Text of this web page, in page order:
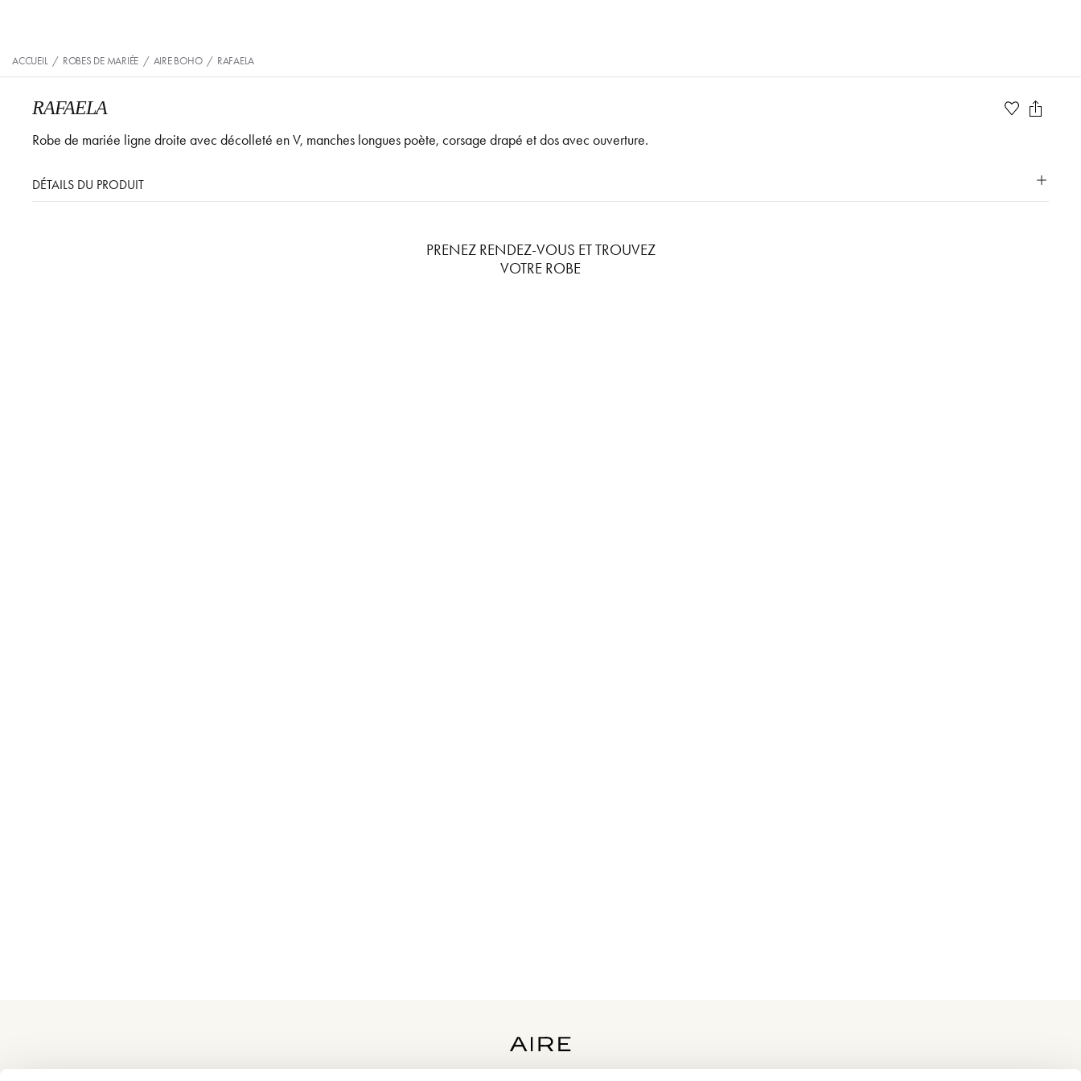
ACCUEIL / ROBES DE MARIÉE / AIRE BOHO / RAFAELA
RAFAELA
Robe de mariée ligne droite avec décolleté en V, manches longues poète, corsage drapé et dos avec ouverture.
DÉTAILS DU PRODUIT
PRENEZ RENDEZ-VOUS ET TROUVEZ
VOTRE ROBE